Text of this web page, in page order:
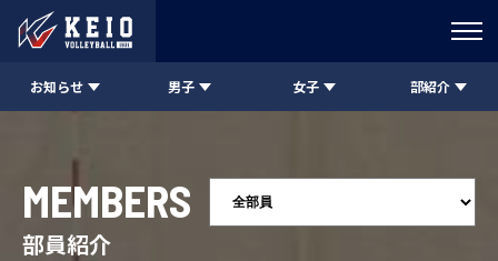
お知らせ 男子 女子 部紹介
MEMBERS
部員紹介